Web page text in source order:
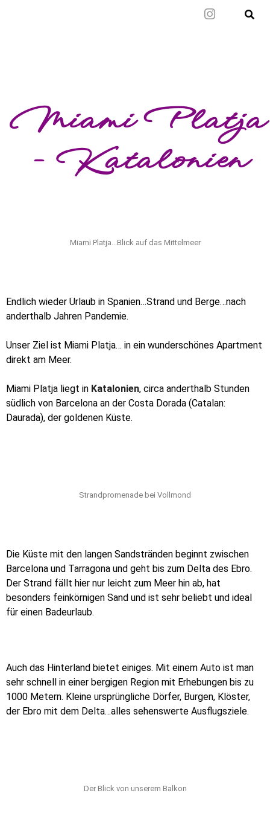
Miami Platja
- Katalonien
Miami Platja...Blick auf das Mittelmeer
Endlich wieder Urlaub in Spanien…Strand und Berge…nach
anderthalb Jahren Pandemie.
Unser Ziel ist Miami Platja… in ein wunderschönes Apartment
direkt am Meer.
Miami Platja liegt in Katalonien, circa anderthalb Stunden
südlich von Barcelona an der Costa Dorada (Catalan:
Daurada), der goldenen Küste.
Strandpromenade bei Vollmond
Die Küste mit den langen Sandstränden beginnt zwischen
Barcelona und Tarragona und geht bis zum Delta des Ebro.
Der Strand fällt hier nur leicht zum Meer hin ab, hat
besonders feinkörnigen Sand und ist sehr beliebt und ideal
für einen Badeurlaub.
Auch das Hinterland bietet einiges. Mit einem Auto ist man
sehr schnell in einer bergigen Region mit Erhebungen bis zu
1000 Metern. Kleine ursprüngliche Dörfer, Burgen, Klöster,
der Ebro mit dem Delta…alles sehenswerte Ausflugsziele.
Der Blick von unserem Balkon